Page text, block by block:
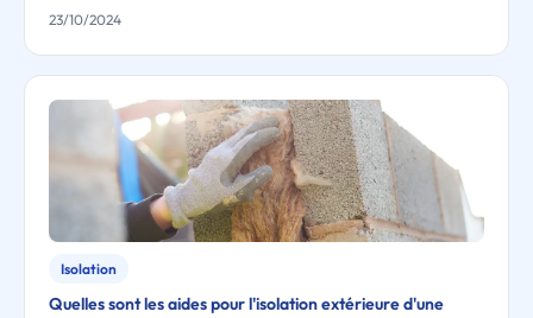
23/10/2024
Isolation
Quelles sont les aides pour l'isolation extérieure d'une